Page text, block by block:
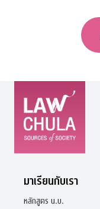
มาเรียนกับเรา
หลักสูตร น.บ.